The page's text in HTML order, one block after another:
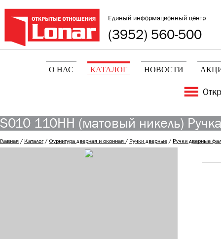
Единый информационный центр
(3952) 560-500
О НАС КАТАЛОГ НОВОСТИ
S010 110HH (матовый никель)
Главная/ Каталог/Фурнитура дверная и оконная/ Ручки дверные/ Ручки дверные